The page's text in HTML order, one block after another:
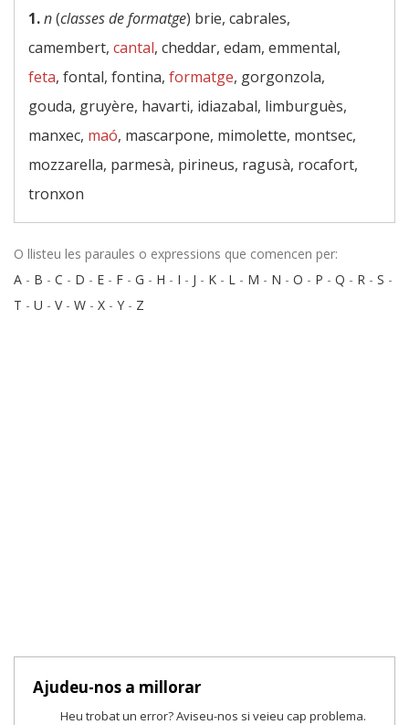
1.n(classes de formatge) brie, cabrales,
camembert, cantal, cheddar, edam, emmental,
feta, fontal, fontina, formatge, gorgonzola,
gouda, gruyère, havarti, idiazabal, limburguès,
manxec, maó, mascarpone, mimolette, montsec,
mozzarella, parmesà, pirineus, ragusà, rocafort,
tronxon
O llisteu les paraules o expressions que comencen per:
A - B - C - D - E - F - G - H - I - J - K - L - M - N - O - P - Q - R - S -
T - U - V- W - X - Y - Z
Ajudeu-nos a millorar
Heu trobat un error? Aviseu-nos si veieu cap problema.